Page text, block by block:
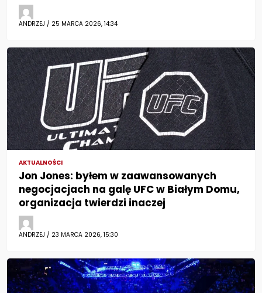
ANDRZEJ / 25 MARCA 2026, 14:34
AKTUALNOŚCI
Jon Jones: byłem w zaawansowanych
negocjacjach na galę UFC w Białym Domu,
organizacja twierdzi inaczej
ANDRZEJ / 23 MARCA 2026, 15:30